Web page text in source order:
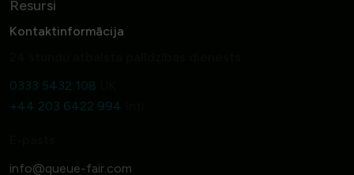
Resursi
Kontaktinformācija
0333 5432 108
+44 203 6422 994